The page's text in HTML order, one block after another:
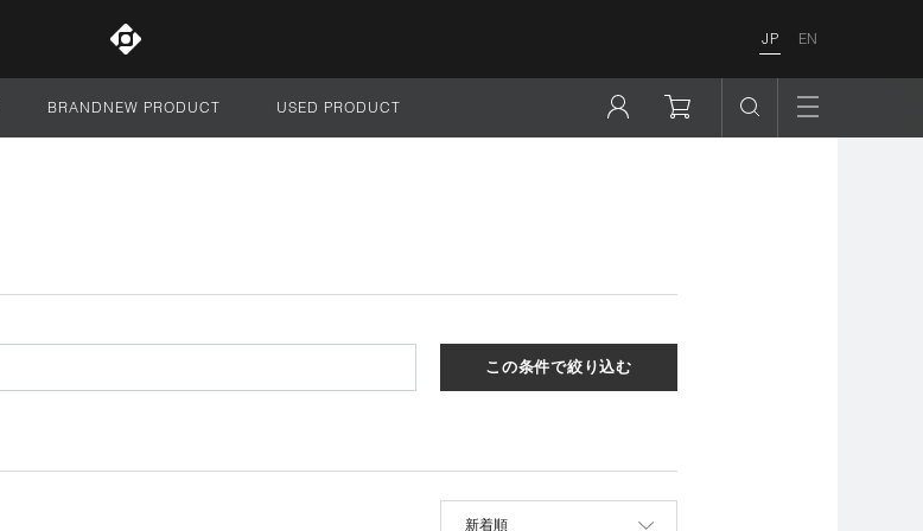
JP EN
BRANDNEW PRODUCT USED PRODUCT
この条件で絞り込む
並べ替え
新着順